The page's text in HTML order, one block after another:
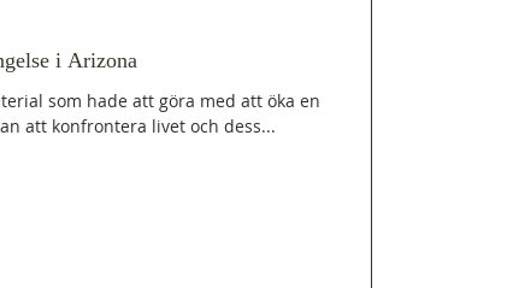
i Arizona
som hade att göra med att öka en
att konfrontera livet och dess...